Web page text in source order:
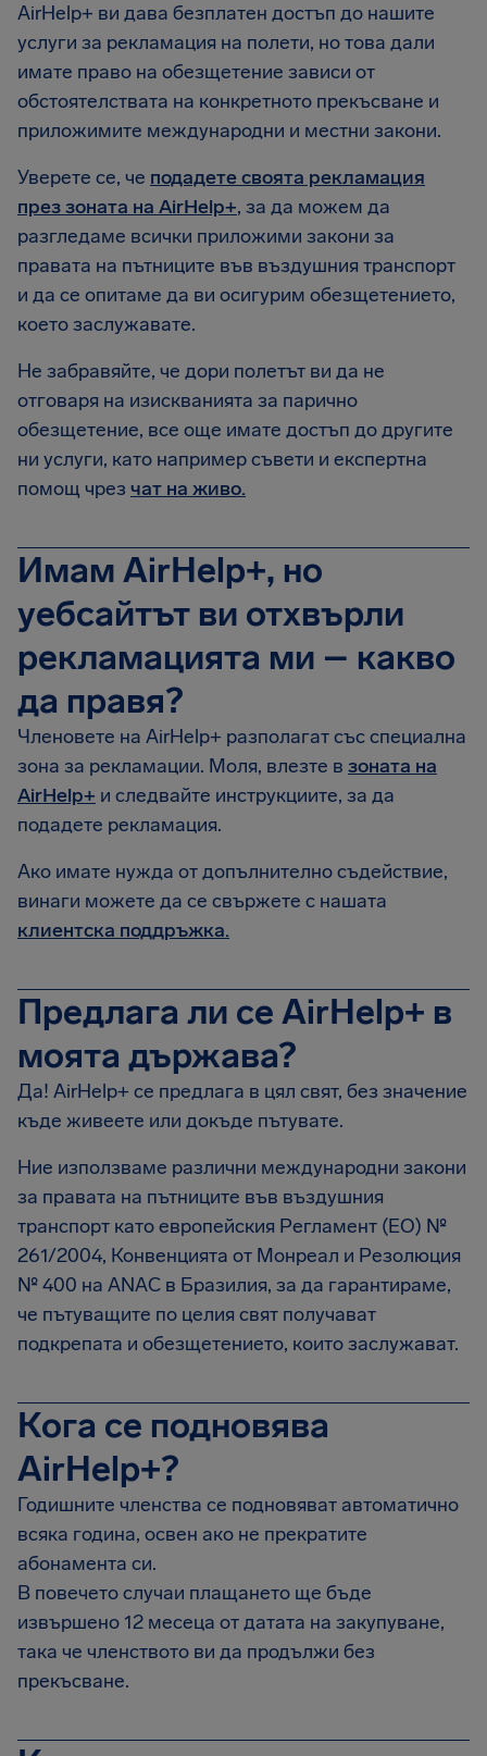
AirHelp+ ви дава безплатен достъп до нашите
услуги за рекламация на полети, но това дали
имате право на обезщетение зависи от
обстоятелствата на конкретното прекъсване и
приложимите международни и местни закони.
Уверете се, че подадете своята рекламация
през зоната на AirHelp+, за да можем да
разгледаме всички приложими закони за
правата на пътниците във въздушния транспорт
и да се опитаме да ви осигурим обезщетението,
което заслужавате.
Не забравяйте, че дори полетът ви да не
отговаря на изискванията за парично
обезщетение, все още имате достъп до другите
ни услуги, като например съвети и експертна
помощ чрез чат на живо.
Имам AirHelp+, но
уебсайтът ви отхвърли
рекламацията ми – какво
да правя?
Членовете на AirHelp+ разполагат със специална
зона за рекламации. Моля, влезте в зоната на
AirHelp+ и следвайте инструкциите, за да
подадете рекламация.
Ако имате нужда от допълнително съдействие,
винаги можете да се свържете с нашата
клиентска поддръжка.
Предлага ли се AirHelp+ в
моята държава?
Да! AirHelp+ се предлага в цял свят, без значение
къде живеете или докъде пътувате.
Ние използваме различни международни закони
за правата на пътниците във въздушния
транспорт като европейския Регламент (ЕО) №
261/2004, Конвенцията от Монреал и Резолюция
№ 400 на ANAC в Бразилия, за да гарантираме,
че пътуващите по целия свят получават
подкрепата и обезщетението, които заслужават.
Кога се подновява
AirHelp+?
Годишните членства се подновяват автоматично
всяка година, освен ако не прекратите
абонамента си.
В повечето случаи плащането ще бъде
извършено 12 месеца от датата на закупуване,
така че членството ви да продължи без
прекъсване.